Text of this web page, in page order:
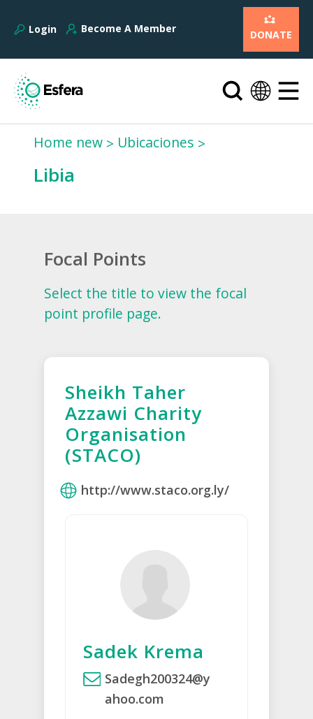
Login Become A Member DONATE
Home new Ubicaciones
Libia
Focal Points
Select the title to view the focal
point profile page.
Sheikh Taher
Azzawi Charity
Organisation
(STACO)
http://www.staco.org.ly/
Sadek Krema
Sadegh200324@y
ahoo.com